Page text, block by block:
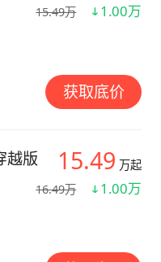
15.49万
1.00万
获取底价
15.49 万起
16.49万
1.00万
越版